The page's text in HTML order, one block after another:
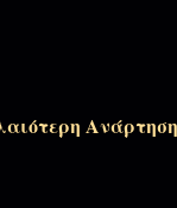
Ανάρτηση